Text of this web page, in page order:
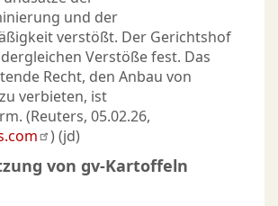
und der
verstößt. Der Gerichtshof
Verstöße fest. Das
Recht, den Anbau von
verbieten, ist
(Reuters, 05.02.26,
) (jd)
von gv-Kartoffeln